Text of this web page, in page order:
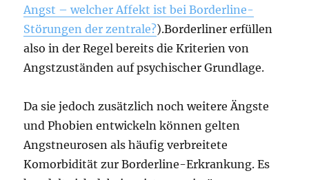
Angst – welcher Affekt ist bei Borderline-
Störungen der zentrale?).Borderliner erfüllen
also in der Regel bereits die Kriterien von
Angstzuständen auf psychischer Grundlage.
Da sie jedoch zusätzlich noch weitere Ängste
und Phobien entwickeln können gelten
Angstneurosen als häufig verbreitete
Komorbidität zur Borderline-Erkrankung. Es